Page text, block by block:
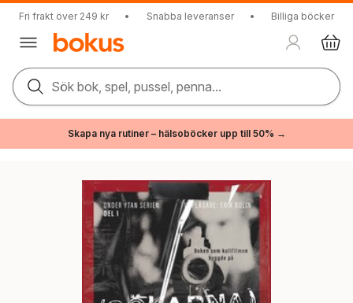
Fri frakt över 249 kr • Snabba leveranser • Billiga böcker
Sök bok, spel, pussel, penna...
Skapa nya rutiner – hälsoböcker upp till 50% →